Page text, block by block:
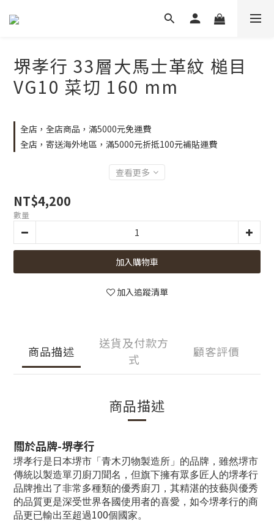
堺孝行 33層大馬士革紋 槌目
VG10 菜切 160 mm
全店，全店商品，滿5000元免運費
全店，寄送海外地區，滿5000元折抵100元補貼運費
查看更多
NT$4,200
數量
加入購物車
加入追蹤清單
商品描述
送貨及付款方
式
顧客評價
商品描述
關於品牌-堺孝行
堺孝行是日本堺市「青木刃物製造所」的品牌，雖然堺市
傳統以製造單刃廚刀聞名，但旗下擁有眾多匠人的堺孝行
品牌推出了非常多種類的優秀廚刀，其精湛的技藝與優秀
的品質更是深受世界各國使用者的喜愛，如今堺孝行的商
品更已輸出至超過100個國家。